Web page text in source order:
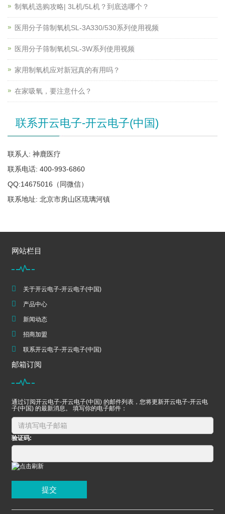
制氧机选购攻略| 3L机/5L机？到底选哪个？
医用分子筛制氧机SL-3A330/530系列使用视频
医用分子筛制氧机SL-3W系列使用视频
家用制氧机应对新冠真的有用吗？
在家吸氧，要注意什么？
联系开云电子-开云电子(中国)
联系人: 神鹿医疗
联系电话: 400-993-6860
QQ:14675016（同微信）
联系地址: 北京市房山区琉璃河镇
网站栏目
关于开云电子-开云电子(中国)
产品中心
新闻动态
招商加盟
联系开云电子-开云电子(中国)
邮箱订阅
通过订阅开云电子-开云电子(中国) 的邮件列表，您将更新开云电子-开云电
子(中国) 的最新消息。 填写你的电子邮件：
验证码:
提交